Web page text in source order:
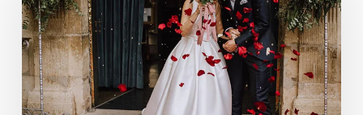
de
color
en
tu
boda